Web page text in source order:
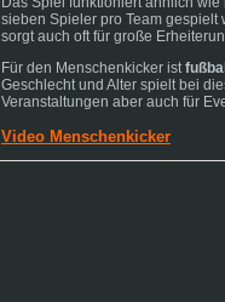
sieben Spieler pro Team gespielt
sorgt auch oft für große
Für den Menschenkicker ist
Geschlecht und Alter spielt bei
Veranstaltungen aber auch für
Video Menschenkicker